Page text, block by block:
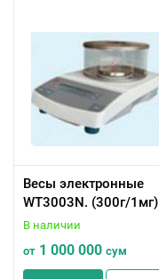
Весы электронные
WT3003N. (300г/1мг)
В наличии
от 1 000 000 сум